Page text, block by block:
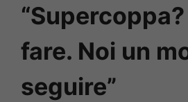
fare. Noi un
seguire”